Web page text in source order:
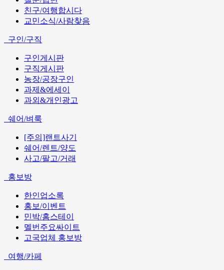
친구/여행합시다
교민소식/사람찾음
구인/구직
구인게시판
구직게시판
농장/공장구인
과제&에세이
과외&개인광고
쉐어/벼룩
[주의]랜트사기
쉐어/렌트/양도
사고/팔고/거래
홍보방
한인업소록
홍보/이벤트
민박/홈스테이
멜번주요싸이트
고국업체 홍보방
여행/카페